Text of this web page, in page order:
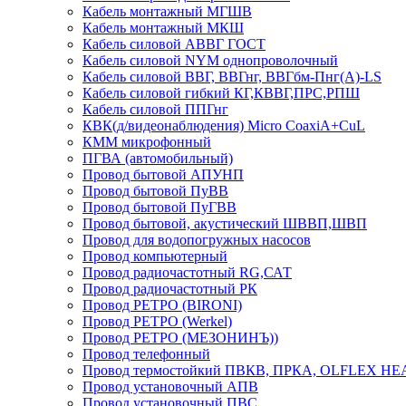
Кабель монтажный МГШВ
Кабель монтажный МКШ
Кабель силовой АВВГ ГОСТ
Кабель силовой NYM однопроволочный
Кабель силовой ВВГ, ВВГнг, ВВГбм-Пнг(А)-LS
Кабель силовой гибкий КГ,КВВГ,ПРС,РПШ
Кабель силовой ППГнг
КВК(д/видеонаблюдения) Micro CoaxiA+CuL
КММ микрофонный
ПГВА (автомобильный)
Провод бытовой АПУНП
Провод бытовой ПуВВ
Провод бытовой ПуГВВ
Провод бытовой, акустический ШВВП,ШВП
Провод для водопогружных насосов
Провод компьютерный
Провод радиочастотный RG,САТ
Провод радиочастотный РК
Провод РЕТРО (BIRONI)
Провод РЕТРО (Werkel)
Провод РЕТРО (МЕЗОНИНЪ))
Провод телефонный
Провод термостойкий ПВКВ, ПРКА, OLFLEX
Провод установочный АПВ